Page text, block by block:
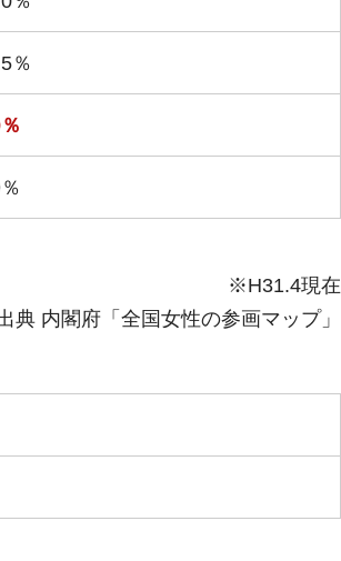
％
※H31.4現在
典 内閣府「全国女性の参画マップ」